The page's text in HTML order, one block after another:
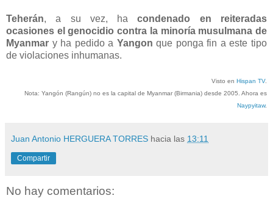
Teherán, a su vez, hacondenado en reiteradas
ocasiones el genocidio contra la minoría musulmana de
Myanmar y ha pedido a Yangonque ponga fin a este tipo
de violaciones inhumanas.
Visto en Hispan TV.
Nota: Yangón (Rangún) no es la capital de Myanmar (Birmania) desde 2005. Ahora es
Naypyitaw.
Juan Antonio HERGUERA TORRES hacia las 13:11
Compartir
No hay comentarios: